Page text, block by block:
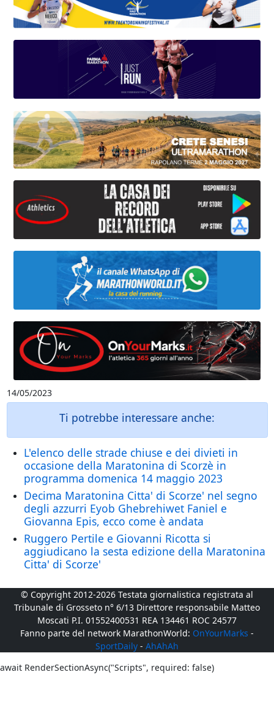
14/05/2023
Ti potrebbe interessare anche:
L'elenco delle strade chiuse e dei divieti in
occasione della Maratonina di Scorzè in
programma domenica 14 maggio 2023
Decima Maratonina Citta' di Scorze' nel segno
degli azzurri Eyob Ghebrehiwet Faniel e
Giovanna Epis, ecco come è andata
Ruggero Pertile e Giovanni Ricotta si
aggiudicano la sesta edizione della Maratonina
Citta' di Scorze'
© Copyright 2012-2026 Testata giornalistica registrata al
Tribunale di Grosseto n° 6/13 Direttore responsabile Matteo
Moscati P.I. 01552400531 REA 134461 ROC 24577
Fanno parte del network MarathonWorld: OnYourMarks -
SportDaily - AhAhAh
await RenderSectionAsync("Scripts", required: false)